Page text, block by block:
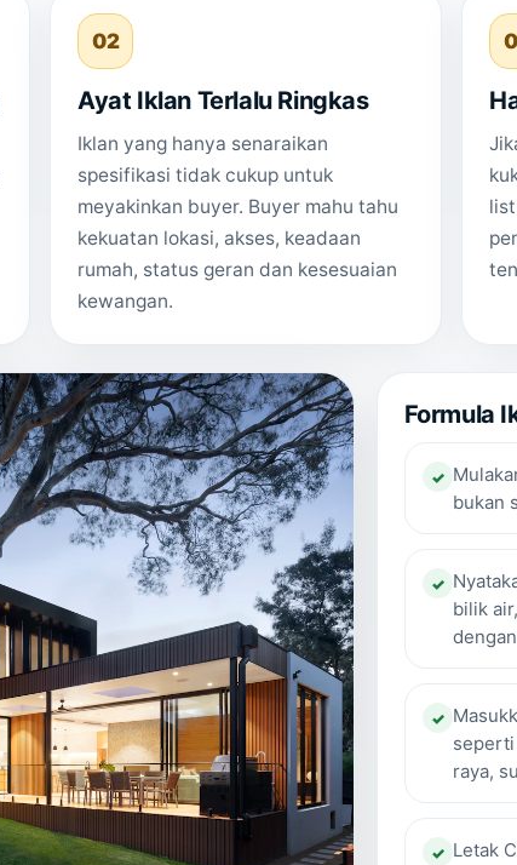
02
Ayat Iklan Terlalu Ringkas
Iklan yang hanya senaraikan
spesifikasi tidak cukup untuk
meyakinkan buyer. Buyer mahu tahu
kekuatan lokasi, akses, keadaan
rumah, status geran dan kesesuaian
kewangan.
Formula
bukan
bilik
seperti
raya,
Letak